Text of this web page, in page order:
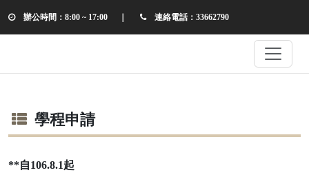
辦公時間：8:00 ~ 17:00 連絡電話：33662790
學程申請
**自106.8.1起